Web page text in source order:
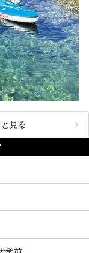
見る